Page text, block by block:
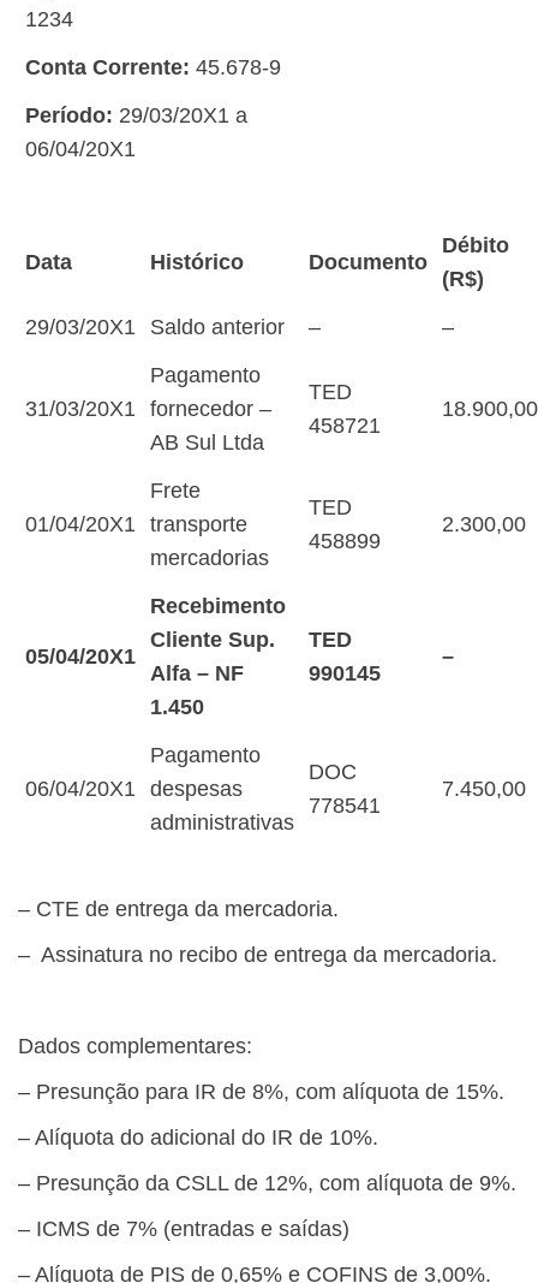
1234
Conta Corrente: 45.678-9
Período: 29/03/20X1 a
06/04/20X1
Data Histórico Documento
Débito
(R$)
29/03/20X1
Saldo anterior – –
31/03/20X1
Pagamento
fornecedor –
AB Sul Ltda
TED
458721
18.900,00
01/04/20X1
Frete
transporte
mercadorias
TED
458899
2.300,00
05/04/20X1
Recebimento
Cliente Sup.
Alfa – NF
1.450
TED
990145
–
06/04/20X1
Pagamento
despesas
administrativas
DOC
778541
7.450,00
– CTE de entrega da mercadoria.
– Assinatura no recibo de entrega da mercadoria.
Dados complementares:
– Presunção para IR de 8%, com alíquota de 15%.
– Alíquota do adicional do IR de 10%.
– Presunção da CSLL de 12%, com alíquota de 9%.
– ICMS de 7% (entradas e saídas)
– Alíquota de PIS de 0,65% e COFINS de 3,00%.